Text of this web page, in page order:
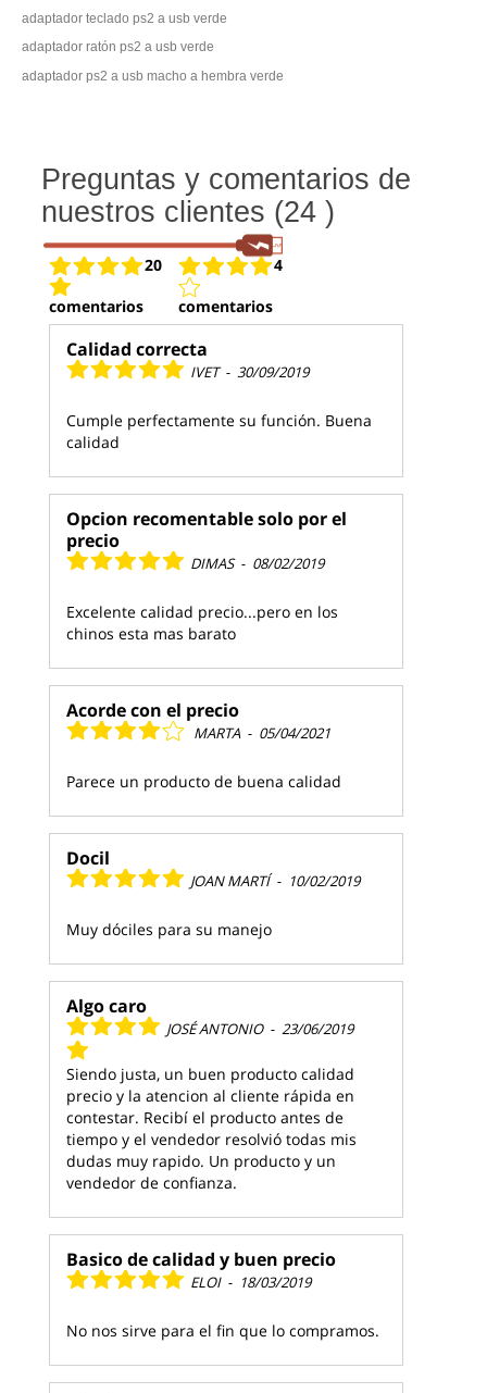
adaptador teclado ps2 a usb verde
adaptador ratón ps2 a usb verde
adaptador ps2 a usb macho a hembra verde
Preguntas y comentarios de
nuestros clientes (24 )
20
comentarios
4
comentarios
Calidad correcta
IVET - 30/09/2019
Cumple perfectamente su función. Buena
calidad
Opcion recomentable solo por el
precio
DIMAS - 08/02/2019
Excelente calidad precio...pero en los
chinos esta mas barato
Acorde con el precio
MARTA - 05/04/2021
Parece un producto de buena calidad
Docil
JOAN MARTÍ - 10/02/2019
Muy dóciles para su manejo
Algo caro
JOSÉ ANTONIO - 23/06/2019
Siendo justa, un buen producto calidad
precio y la atencion al cliente rápida en
contestar. Recibí el producto antes de
tiempo y el vendedor resolvió todas mis
dudas muy rapido. Un producto y un
vendedor de confianza.
Basico de calidad y buen precio
ELOI - 18/03/2019
No nos sirve para el fin que lo compramos.